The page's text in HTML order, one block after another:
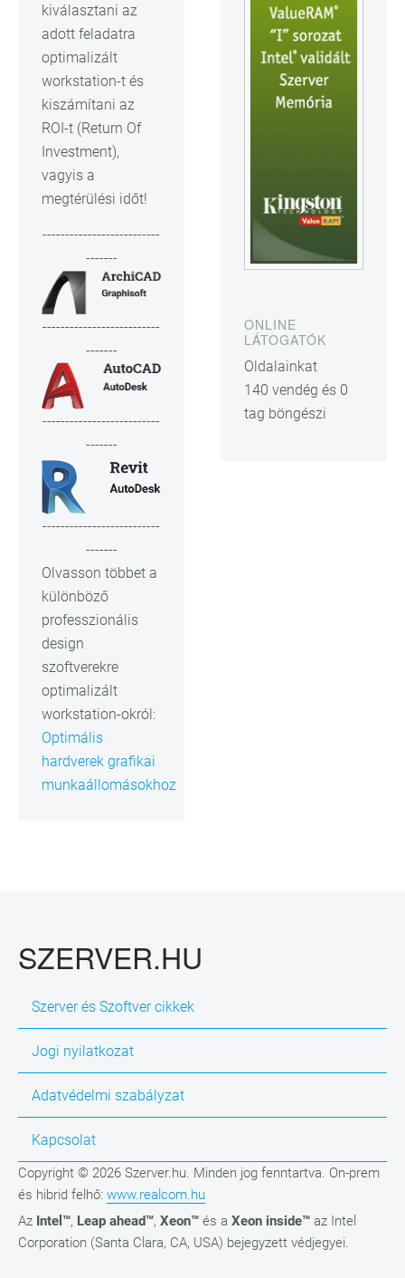
kiválasztani az
adott feladatra
optimalizált
workstation-t és
kiszámítani az
ROI-t (Return Of
Investment),
vagyis a
megtérülési időt!
--------------------------
-------
--------------------------
-------
--------------------------
-------
--------------------------
-------
Olvasson többet a
különböző
professzionális
design
szoftverekre
optimalizált
workstation-okról:
Optimális
hardverek grafikai
munkaállomásokhoz
ONLINE
LÁTOGATÓK
Oldalainkat
140 vendég és 0
tag böngészi
SZERVER.HU
Szerver és Szoftver cikkek
Jogi nyilatkozat
Adatvédelmi szabályzat
Kapcsolat
Copyright © 2026 Szerver.hu. Minden jog fenntartva. On-prem
és hibrid felhő: www.realcom.hu
Az Intel™, Leap ahead™, Xeon™ és a Xeon inside™ az Intel
Corporation (Santa Clara, CA, USA) bejegyzett védjegyei.